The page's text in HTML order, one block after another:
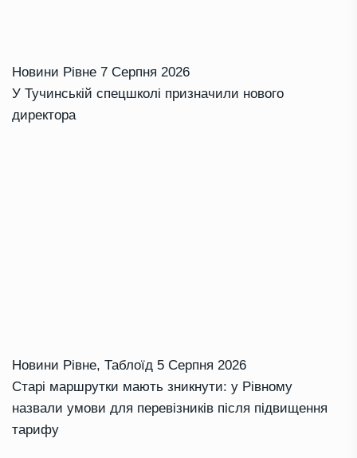
Новини Рівне 7 Серпня 2026
У Тучинській спецшколі призначили нового
директора
Новини Рівне, Таблоїд 5 Серпня 2026
Старі маршрутки мають зникнути: у Рівному
назвали умови для перевізників після підвищення
тарифу